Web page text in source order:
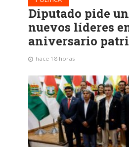
Diputado pide
nuevos líderes
aniversario
hace 18 horas